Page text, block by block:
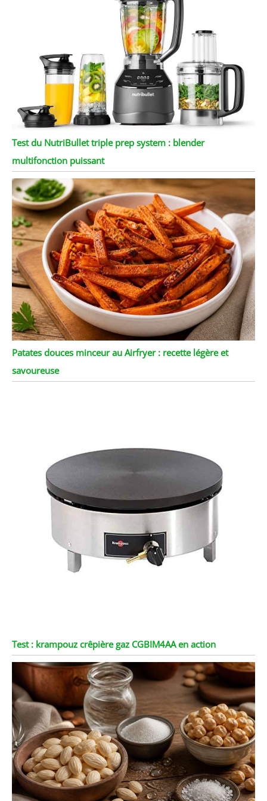
Test du NutriBullet triple prep system : blender
multifonction puissant
Patates douces minceur au Airfryer : recette légère et
savoureuse
Test : krampouz crêpière gaz CGBIM4AA en action